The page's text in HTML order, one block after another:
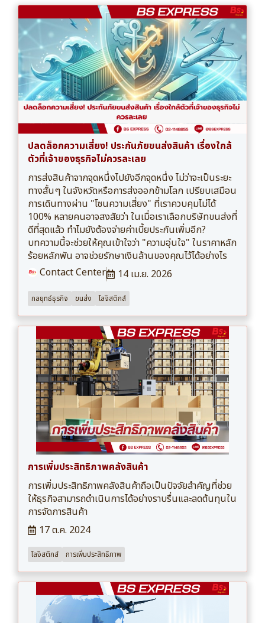
ปลดล็อกความเสี่ยง! ประกันภัยขนส่งสินค้า เรื่องใกล้
ตัวที่เจ้าของธุรกิจไม่ควรละเลย
การส่งสินค้าจากจุดหนึ่งไปยังอีกจุดหนึ่ง ไม่ว่าจะเป็นระยะ
ทางสั้นๆ ในจังหวัดหรือการส่งออกข้ามโลก เปรียบเสมือน
การเดินทางผ่าน "โซนความเสี่ยง" ที่เราควบคุมไม่ได้
100% หลายคนอาจสงสัยว่า ในเมื่อเราเลือกบริษัทขนส่งที่
ดีที่สุดแล้ว ทำไมยังต้องจ่ายค่าเบี้ยประกันเพิ่มอีก?
บทความนี้จะช่วยให้คุณเข้าใจว่า "ความอุ่นใจ" ในราคาหลัก
ร้อยหลักพัน อาจช่วยรักษาเงินล้านของคุณไว้ได้อย่างไร
Contact Center
14 เม.ย. 2026
กลยุทธ์ธุรกิจ ขนส่ง โลจิสติกส์
การเพิ่มประสิทธิภาพคลังสินค้า
การเพิ่มประสิทธิภาพคลังสินค้าถือเป็นปัจจัยสำคัญที่ช่วย
ให้ธุรกิจสามารถดำเนินการได้อย่างราบรื่นและลดต้นทุนใน
การจัดการสินค้า
17 ต.ค. 2024
โลจิสติกส์ การเพิ่มประสิทธิภาพ